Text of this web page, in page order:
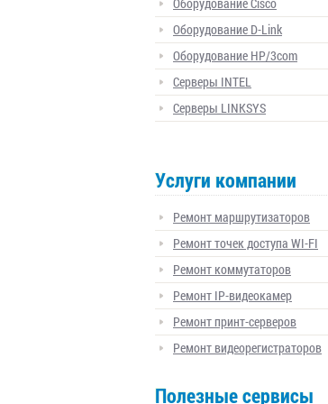
Оборудование D-Link
Оборудование HP/3com
Серверы INTEL
Серверы LINKSYS
Услуги компании
Ремонт маршрутизаторов
Ремонт точек доступа WI-FI
Ремонт коммутаторов
Ремонт IP-видеокамер
Ремонт принт-серверов
Ремонт видеорегистраторов
Полезные сервисы